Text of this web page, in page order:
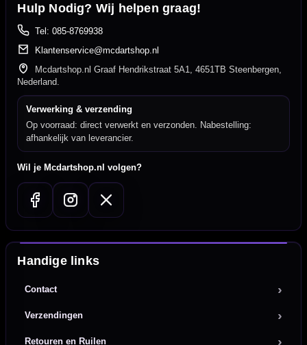
Hulp Nodig? Wij helpen graag!
Tel: 085-8769938
Klantenservice@mcdartshop.nl
Mcdartshop.nl Graaf Hendrikstraat 5A1, 4651TB Steenbergen,
Nederland.
Verwerking & verzending
Op voorraad: direct verwerkt en verzonden. Nabestelling:
afhankelijk van leverancier.
Wil je Mcdartshop.nl volgen?
Handige links
Contact
Verzendingen
Retouren en Ruilen